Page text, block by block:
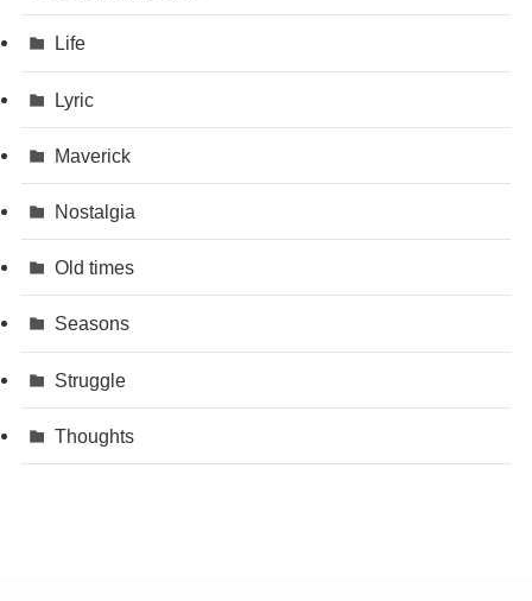
Life
Lyric
Maverick
Nostalgia
Old times
Seasons
Struggle
Thoughts